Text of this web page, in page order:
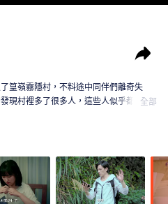
篁嶺霧隱村，不料途中同伴們離奇失
現村裡多了很多人，這些人似乎都跟一
全部